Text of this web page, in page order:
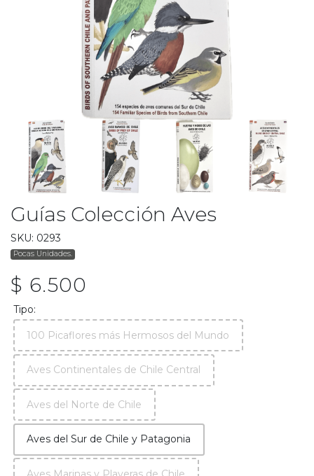
Guías Colección Aves
SKU: 0293
Pocas Unidades.
$ 6.500
Tipo:
100 Picaflores más Hermosos del Mundo
Aves Continentales de Chile Central
Aves del Norte de Chile
Aves del Sur de Chile y Patagonia